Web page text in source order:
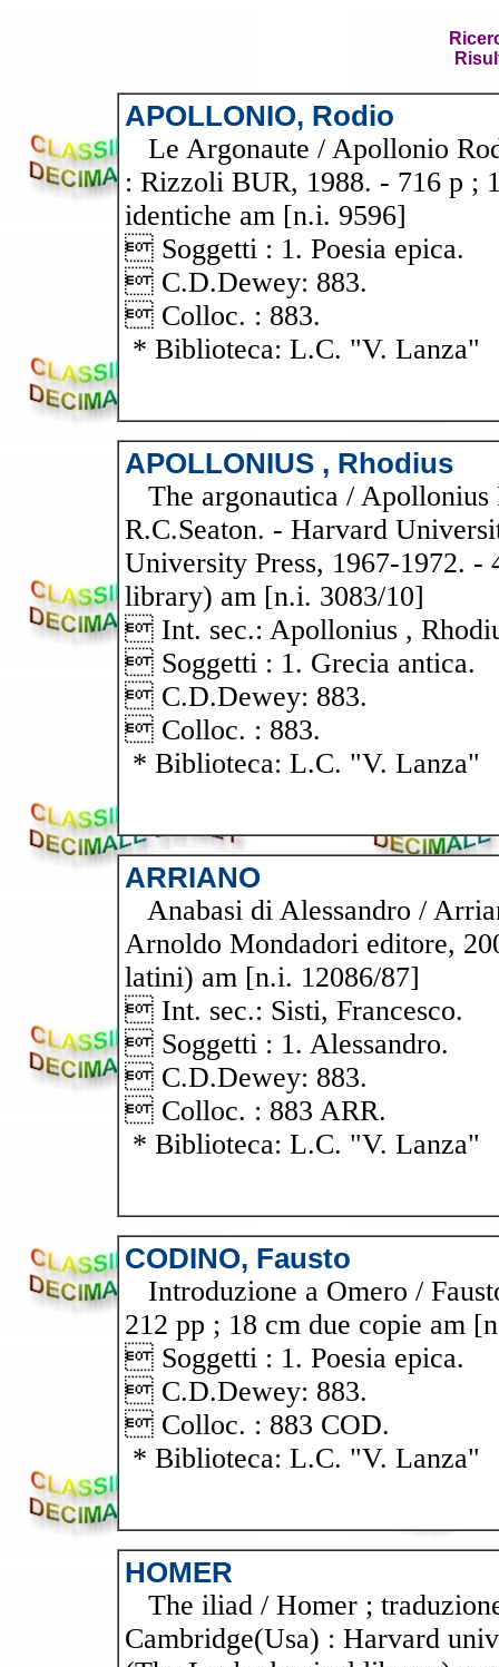
APOLLONIO, Rodio
Le Argonaute / Apollonio
: Rizzoli BUR, 1988. - 716 p ;
identiche am [n.i. 9596]
 Soggetti : 1. Poesia epica.
 C.D.Dewey: 883.
 Colloc. : 883.
* Biblioteca: L.C. "V. Lanza"
APOLLONIUS , Rhodius
The argonautica / Apollonius
R.C.Seaton. - Harvard
University Press, 1967-1972. -
library) am [n.i. 3083/10]
 Int. sec.: Apollonius ,
 Soggetti : 1. Grecia antica.
 C.D.Dewey: 883.
 Colloc. : 883.
* Biblioteca: L.C. "V. Lanza"
ARRIANO
Anabasi di Alessandro /
Arnoldo Mondadori editore,
latini) am [n.i. 12086/87]
 Int. sec.: Sisti, Francesco.
 Soggetti : 1. Alessandro.
 C.D.Dewey: 883.
 Colloc. : 883 ARR.
* Biblioteca: L.C. "V. Lanza"
CODINO, Fausto
Introduzione a Omero /
212 pp ; 18 cm due copie am
 Soggetti : 1. Poesia epica.
 C.D.Dewey: 883.
 Colloc. : 883 COD.
* Biblioteca: L.C. "V. Lanza"
HOMER
The iliad / Homer ;
Cambridge(Usa) : Harvard